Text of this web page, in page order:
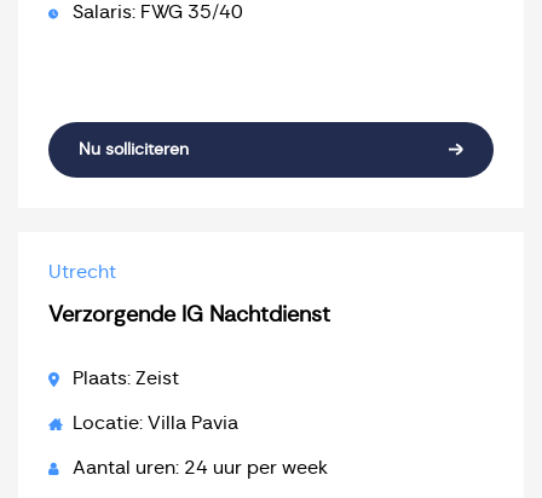
Salaris: FWG 35/40
Nu solliciteren
Utrecht
Verzorgende IG Nachtdienst
Plaats: Zeist
Locatie: Villa Pavia
Aantal uren: 24 uur per week